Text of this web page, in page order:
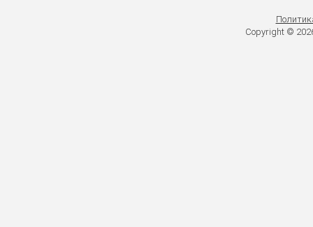
Copyright ©